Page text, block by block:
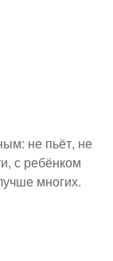
не пьёт, не
с ребёнком
многих.